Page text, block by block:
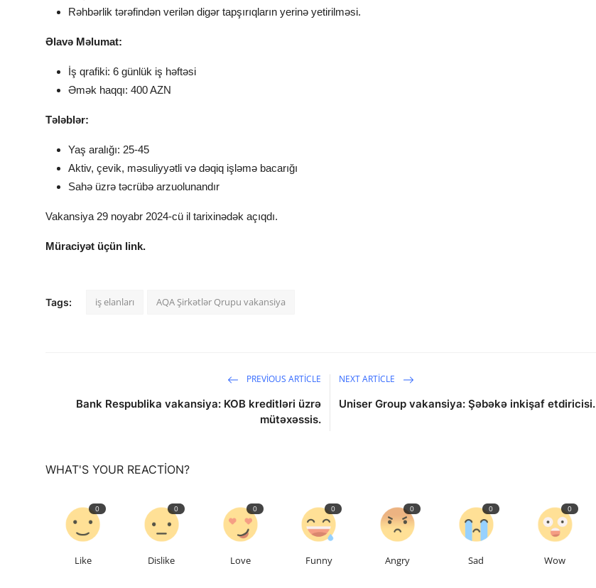
Rəhbərlik tərəfindən verilən digər tapşırıqların yerinə yetirilməsi.
Əlavə Məlumat:
İş qrafiki: 6 günlük iş həftəsi
Əmək haqqı: 400 AZN
Tələblər:
Yaş aralığı: 25-45
Aktiv, çevik, məsuliyyətli və dəqiq işləmə bacarığı
Sahə üzrə təcrübə arzuolunandır
Vakansiya 29 noyabr 2024-cü il tarixinədək açıqdı.
Müraciyət üçün link.
Tags: iş elanları AQA Şirkətlər Qrupu vakansiya
PREVIOUS ARTICLE
Bank Respublika vakansiya: KOB kreditləri üzrə
mütəxəssis.
NEXT ARTICLE
Uniser Group vakansiya: Şəbəkə inkişaf etdiricisi.
WHAT'S YOUR REACTION?
0
Like
0
Dislike
0
Love
0
Funny
0
Angry
0
Sad
0
Wow